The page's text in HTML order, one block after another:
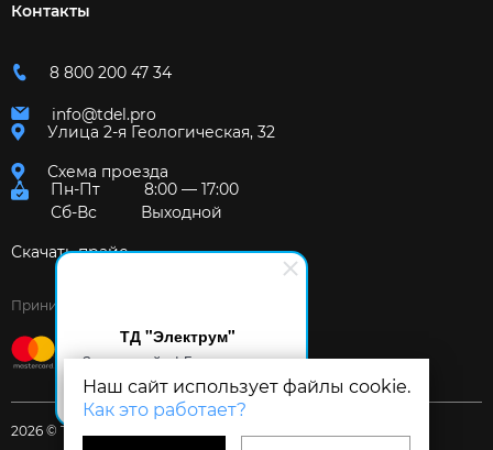
ТД "Электрум"
Здравствуйте! Готов помочь
вам. Напишите мне, если у
вас появятся вопросы.
Наш сайт использует файлы cookie.
Как это работает?
Контакты
8 800 200 47 34
info@tdel.pro
Улица 2-я Геологическая, 32
Схема проезда
Пн-Пт
8:00 — 17:00
Сб-Вс
Выходной
Скачать прайс
Принимаем к оплате:
2026 © Торговый дом «Электрум»